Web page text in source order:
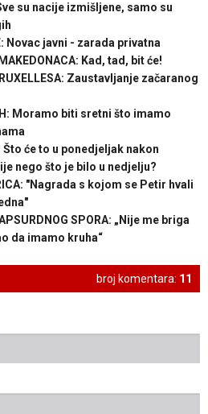
su nacije izmišljene, samo su
Novac javni - zarada privatna
Kad, tad, bit će!
Zaustavljanje začaranog
Moramo biti sretni što imamo
Što će to u ponedjeljak nakon
nego što je bilo u nedjelju?
"Nagrada s kojom se Petir hvali
SPORA: „Nije me briga
da imamo kruha“
broj komentara: 11